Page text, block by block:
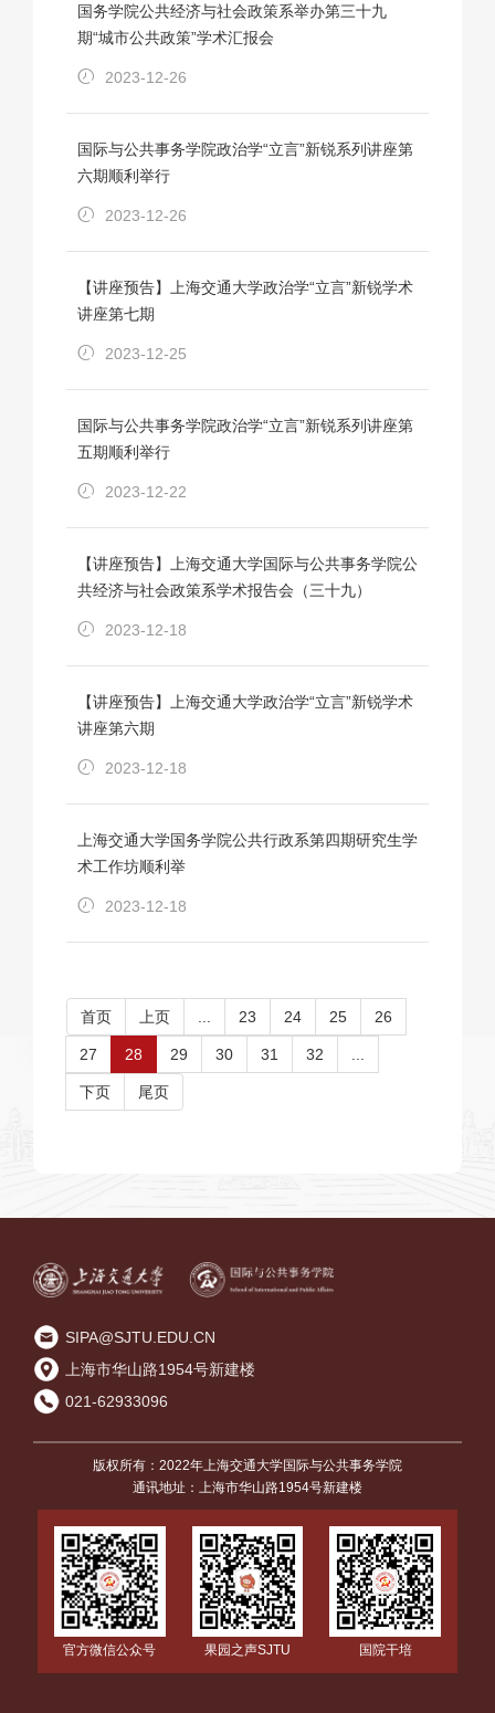
国务学院公共经济与社会政策系举办第三十九
期“城市公共政策”学术汇报会
2023-12-26
国际与公共事务学院政治学“立言”新锐系列讲座第
六期顺利举行
2023-12-26
【讲座预告】上海交通大学政治学“立言”新锐学术
讲座第七期
2023-12-25
国际与公共事务学院政治学“立言”新锐系列讲座第
五期顺利举行
2023-12-22
【讲座预告】上海交通大学国际与公共事务学院公
共经济与社会政策系学术报告会（三十九）
2023-12-18
【讲座预告】上海交通大学政治学“立言”新锐学术
讲座第六期
2023-12-18
上海交通大学国务学院公共行政系第四期研究生学
术工作坊顺利举
2023-12-18
首页 上页 23 24 25 26
27 28 29 30 31 32
下页 尾页
SIPA@SJTU.EDU.CN
上海市华山路1954号新建楼
021-62933096
版权所有：2022年上海交通大学国际与公共事务学院
通讯地址：上海市华山路1954号新建楼
官方微信公众号 果园之声SJTU 国院干培